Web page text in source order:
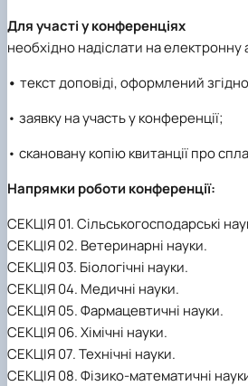
Для участі у конференціях
необхідно надіслати на електронну
• текст доповіді, оформлений
• заявку на участь у конференції;
• скановану копію квитанції про
Напрямки роботи конференції:
СЕКЦІЯ 01. Сільськогосподарські
СЕКЦІЯ 02. Ветеринарні науки.
СЕКЦІЯ 03. Біологічні науки.
СЕКЦІЯ 04. Медичні науки.
СЕКЦІЯ 05. Фармацевтичні науки.
СЕКЦІЯ 06. Хімічні науки.
СЕКЦІЯ 07. Технічні науки.
СЕКЦІЯ 08. Фізико-математичні